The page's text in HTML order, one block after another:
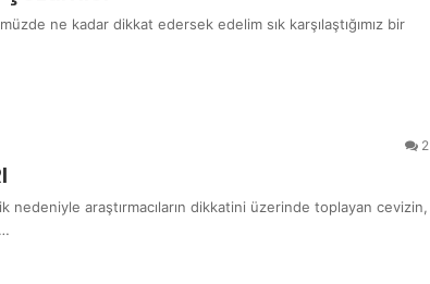
ne kadar dikkat edersek edelim sık karşılaştığımız bir
2
nedeniyle araştırmacıların dikkatini üzerinde toplayan cevizin,